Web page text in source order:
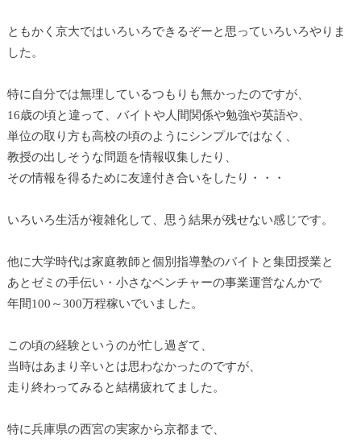
ともかく京大ではいろいろできるぞーと思っていろいろやりま
した。
特に自分では無理しているつもりも無かったのですが、
16歳の頃と違って、バイトや人間関係や勉強や英語や、
単位の取り方も高校の頃のようにシンプルではなく、
教授の出しそうな問題を情報収集したり、
その情報を得るために友達付き合いをしたり・・・
いろいろ生活が複雑化して、思う結果が残せない感じです。
他に大学時代は家庭教師と個別指導塾のバイトと集団授業と
あとゼミの手伝い・小さなベンチャーの事業運営なんかで
年間100～300万程稼いでいました。
この頃の経験というのが忙し過ぎて、
当時はあまり辛いとは思わなかったのですが、
走り終わってみると結構疲れてました。
特に兵庫県の西宮の実家から京都まで、